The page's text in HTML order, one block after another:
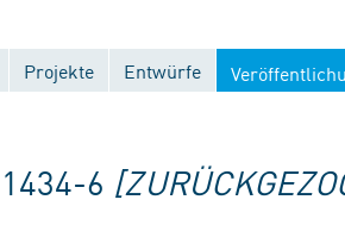
Projekte Entwürfe
6